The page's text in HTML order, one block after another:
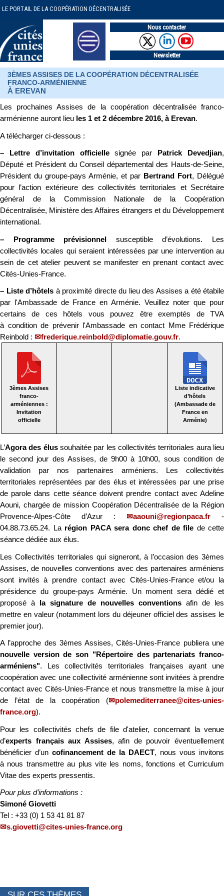
LE PORTAIL DE LA COOPÉRATION DÉCENTRALISÉE
Nous contacter
Newsletter
3ÈMES ASSISES DE LA COOPÉRATION DÉCENTRALISÉE
FRANCO-ARMÉNIENNE
À EREVAN
Les prochaines Assises de la coopération décentralisée franco-
arménienne auront lieu les 1 et 2 décembre 2016, à Erevan.
A télécharger ci-dessous :
– Lettre d’invitation officiellesignée par Patrick Devedjian,
Député et Président du Conseil départemental des Hauts-de-Seine,
Président du groupe-pays Arménie, et par Bertrand Fort, Délégué
pour l’action extérieure des collectivités territoriales et Secrétaire
général de la Commission Nationale de la Coopération
Décentralisée, Ministère des Affaires étrangers et du Développement
international.
– Programme prévisionnel susceptible d’évolutions. Les
collectivités locales qui seraient intéressées par une intervention au
sein de cet atelier peuvent se manifester en prenant contact avec
Cités-Unies-France.
– Liste d’hôtels à proximité directe du lieu des Assises a été étabile
par l'Ambassade de France en Arménie. Veuillez noter que pour
certains de ces hôtels vous pouvez être exemptés de TVA
à condition de prévenir l'Ambassade en contact Mme Frédérique
Reinbold :
frederique.reinbold@diplomatie.gouv.fr.
3èmes Assises
franco-
arméniennes :
Invitation
officielle
Liste indicative
d’hôtels
(Ambassade de
France en
Arménie)
L’Agora des élussouhaitée par les collectivités territoriales aura lieu
le second jour des Assises, de 9h00 à 10h00, sous condition de
validation par nos partenaires arméniens. Les collectivités
territoriales représentées par des élus et intéressées par une prise
de parole dans cette séance doivent prendre contact avec Adeline
Aouni, chargée de mission Coopération Décentralisée de la Région
Provence-Alpes-Côte d’Azur :
aaouni@regionpaca.fr -
04.88.73.65.24. La région PACA sera donc chef de file de cette
séance dédiée aux élus.
Les Collectivités territoriales qui signeront, à l’occasion des 3èmes
Assises, de nouvelles conventions avec des partenaires arméniens
sont invités à prendre contact avec Cités-Unies-France et/ou la
présidence du groupe-pays Arménie. Un moment sera dédié et
proposé à la signature de nouvelles conventions afin de les
mettre en valeur (notamment lors du déjeuner officiel des assises le
premier jour).
A l’approche des 3èmes Assises, Cités-Unies-France publiera une
nouvelle version de son "Répertoire des partenariats franco-
arméniens". Les collectivités territoriales françaises ayant une
coopération avec une collectivité arménienne sont invitées à prendre
contact avec Cités-Unies-France et nous transmettre la mise à jour
de l’état de la coopération (
polemediterranee@cites-unies-
france.org).
Pour les collectivités chefs de file d'atelier, concernant la venue
d’experts français aux Assises, afin de pouvoir éventuellement
bénéficier d’un cofinancement de la DAECT, nous vous invitons
à nous transmettre au plus vite les noms, fonctions et Curriculum
Vitae des experts pressentis.
Pour plus d’informations :
Simoné Giovetti
Tel : +33 (0) 1 53 41 81 87
s.giovetti@cites-unies-france.org